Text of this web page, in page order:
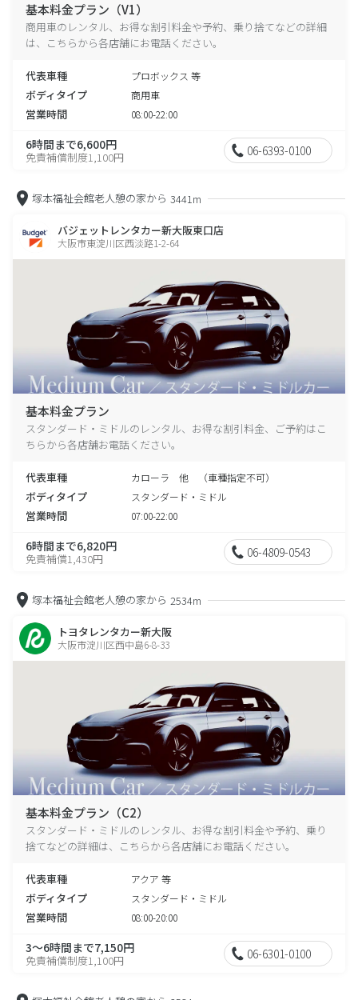
基本料金プラン（V1）
商用車のレンタル、お得な割引料金や予約、乗り捨てなどの詳細
は、こちらから各店舗にお電話ください。
代表車種 プロボックス 等
ボディタイプ 商用車
営業時間 08:00-22:00
6時間まで6,600円
免責補償制度1,100円 06-6393-0100
塚本福祉会館老人憩の家から 3441m
バジェットレンタカー新大阪東口店
大阪市東淀川区西淡路1-2-64
基本料金プラン
スタンダード・ミドルのレンタル、お得な割引料金、ご予約はこ
ちらから各店舗お電話ください。
代表車種 カローラ 他 （車種指定不可）
ボディタイプ スタンダード・ミドル
営業時間 07:00-22:00
6時間まで6,820円
免責補償1,430円 06-4809-0543
塚本福祉会館老人憩の家から 2534m
トヨタレンタカー新大阪
大阪市淀川区西中島6-8-33
基本料金プラン（C2）
スタンダード・ミドルのレンタル、お得な割引料金や予約、乗り
捨てなどの詳細は、こちらから各店舗にお電話ください。
代表車種 アクア 等
ボディタイプ スタンダード・ミドル
営業時間 08:00-20:00
3～6時間まで7,150円
免責補償制度1,100円 06-6301-0100